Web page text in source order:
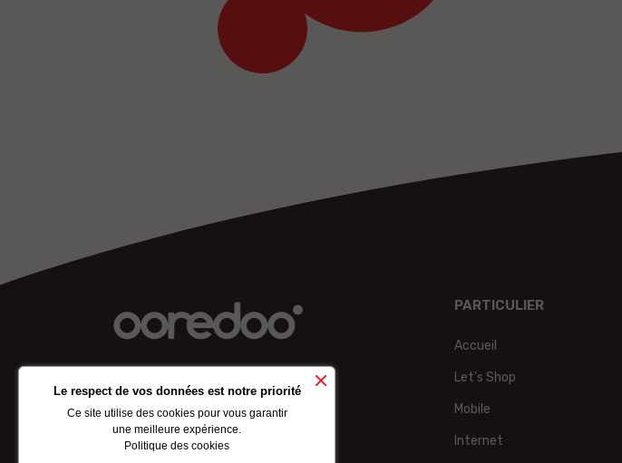
À PROPOS DE NOS
PARTICULIER
Accueil
Let's Shop
Mobile
Internet
Le respect de vos données est notre priorité
Ce site utilise des cookies pour vous garantir
une meilleure expérience.
Politique des cookies